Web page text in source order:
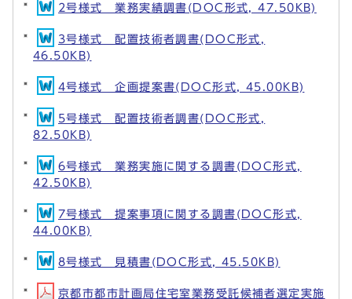
2号様式 業務実績調書(DOC形式, 47.50KB)
3号様式 配置技術者調書(DOC形式,
46.50KB)
4号様式 企画提案書(DOC形式, 45.00KB)
5号様式 配置技術者調書(DOC形式,
82.50KB)
6号様式 業務実施に関する調書(DOC形式,
42.50KB)
7号様式 提案事項に関する調書(DOC形式,
44.00KB)
8号様式 見積書(DOC形式, 45.50KB)
京都市都市計画局住宅室業務受託候補者選定実施